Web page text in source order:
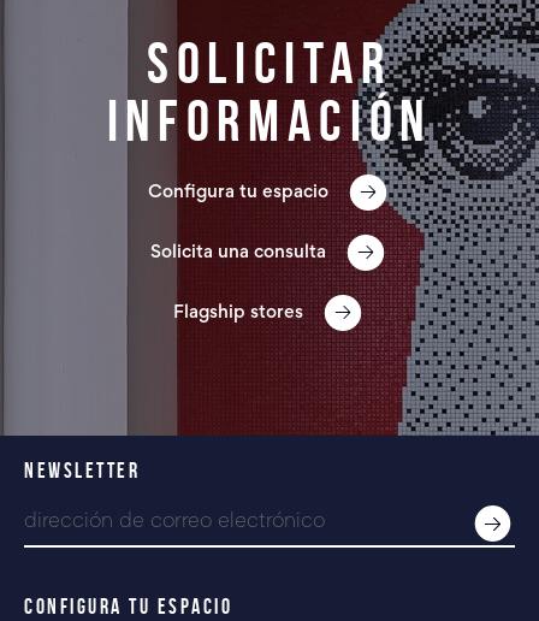
Solicitar
información
Configura tu espacio
Solicita una consulta
Flagship stores
NEWSLETTER
CONFIGURA TU ESPACIO